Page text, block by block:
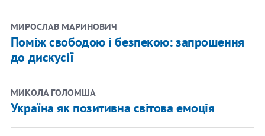
МИРОСЛАВ МАРИНОВИЧ
Поміж свободою і безпекою: запрошення
до дискусії
МИКОЛА ГОЛОМША
Україна як позитивна світова емоція